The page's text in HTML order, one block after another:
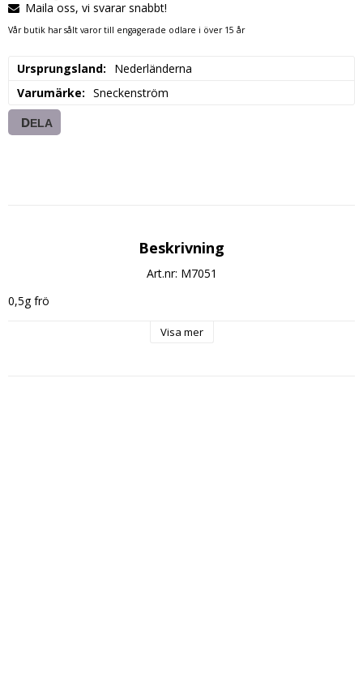
Maila oss, vi svarar snabbt!
Vår butik har sålt varor till engagerade odlare i över 15 år
Ursprungsland
Nederländerna
Varumärke
Sneckenström
DELA
Beskrivning
Art.nr: M7051
0,5g frö
Visa mer